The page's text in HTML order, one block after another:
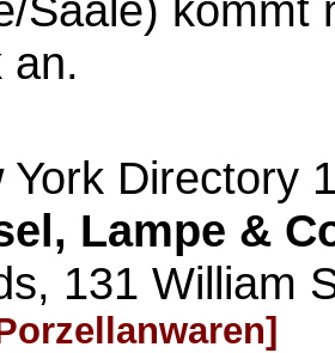
an.
York Directory
Lampe &
131 William